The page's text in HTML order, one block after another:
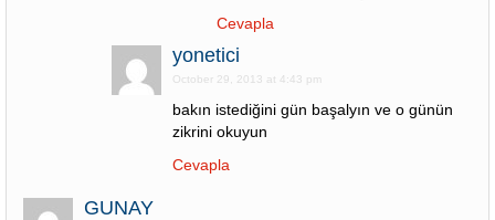
Cevapla
yonetici
October 29, 2013 at 4:43 pm
bakın istediğini gün başalyın ve o günün
zikrini okuyun
Cevapla
GUNAY